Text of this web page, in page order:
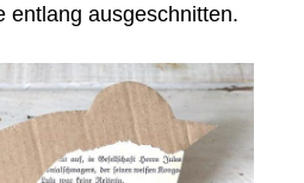
entlang ausgeschnitten.